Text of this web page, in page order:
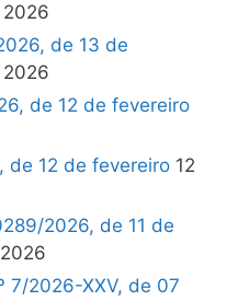
2026
de 13 de
2026
de 12 de fevereiro
de 12 de fevereiro 12
2026, de 11 de
7/2026-XXV, de 07